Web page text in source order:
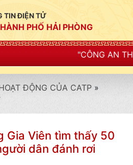
TIN ĐIỆN TỬ
PHỐ HẢI PHÒNG
"CÔNG AN THÀNH PHỐ HẢI
ĐỘNG CỦA CATP »
Gia Viên tìm thấy 50
dân đánh rơi